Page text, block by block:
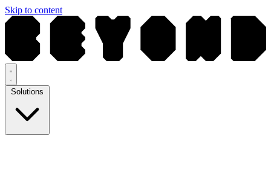
Skip to content
Solutions